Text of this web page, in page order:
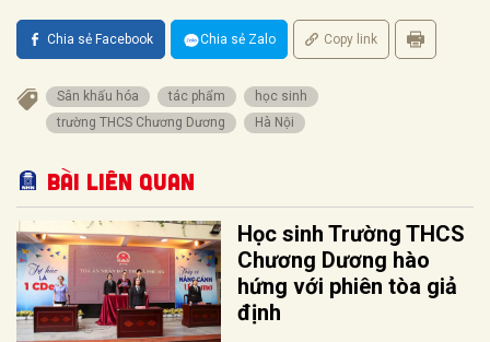
Chia sẻ Facebook Chia sẻ Zalo Copy link
Sân khấu hóa tác phẩm
học sinh
trường THCS Chương Dương
Hà Nội
Bài liên quan
Học sinh Trường THCS
Chương Dương hào
hứng với phiên tòa giả
định